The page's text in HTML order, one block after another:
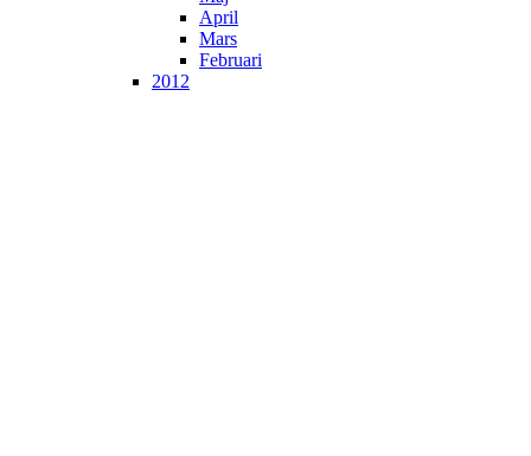
April
Mars
Februari
2012